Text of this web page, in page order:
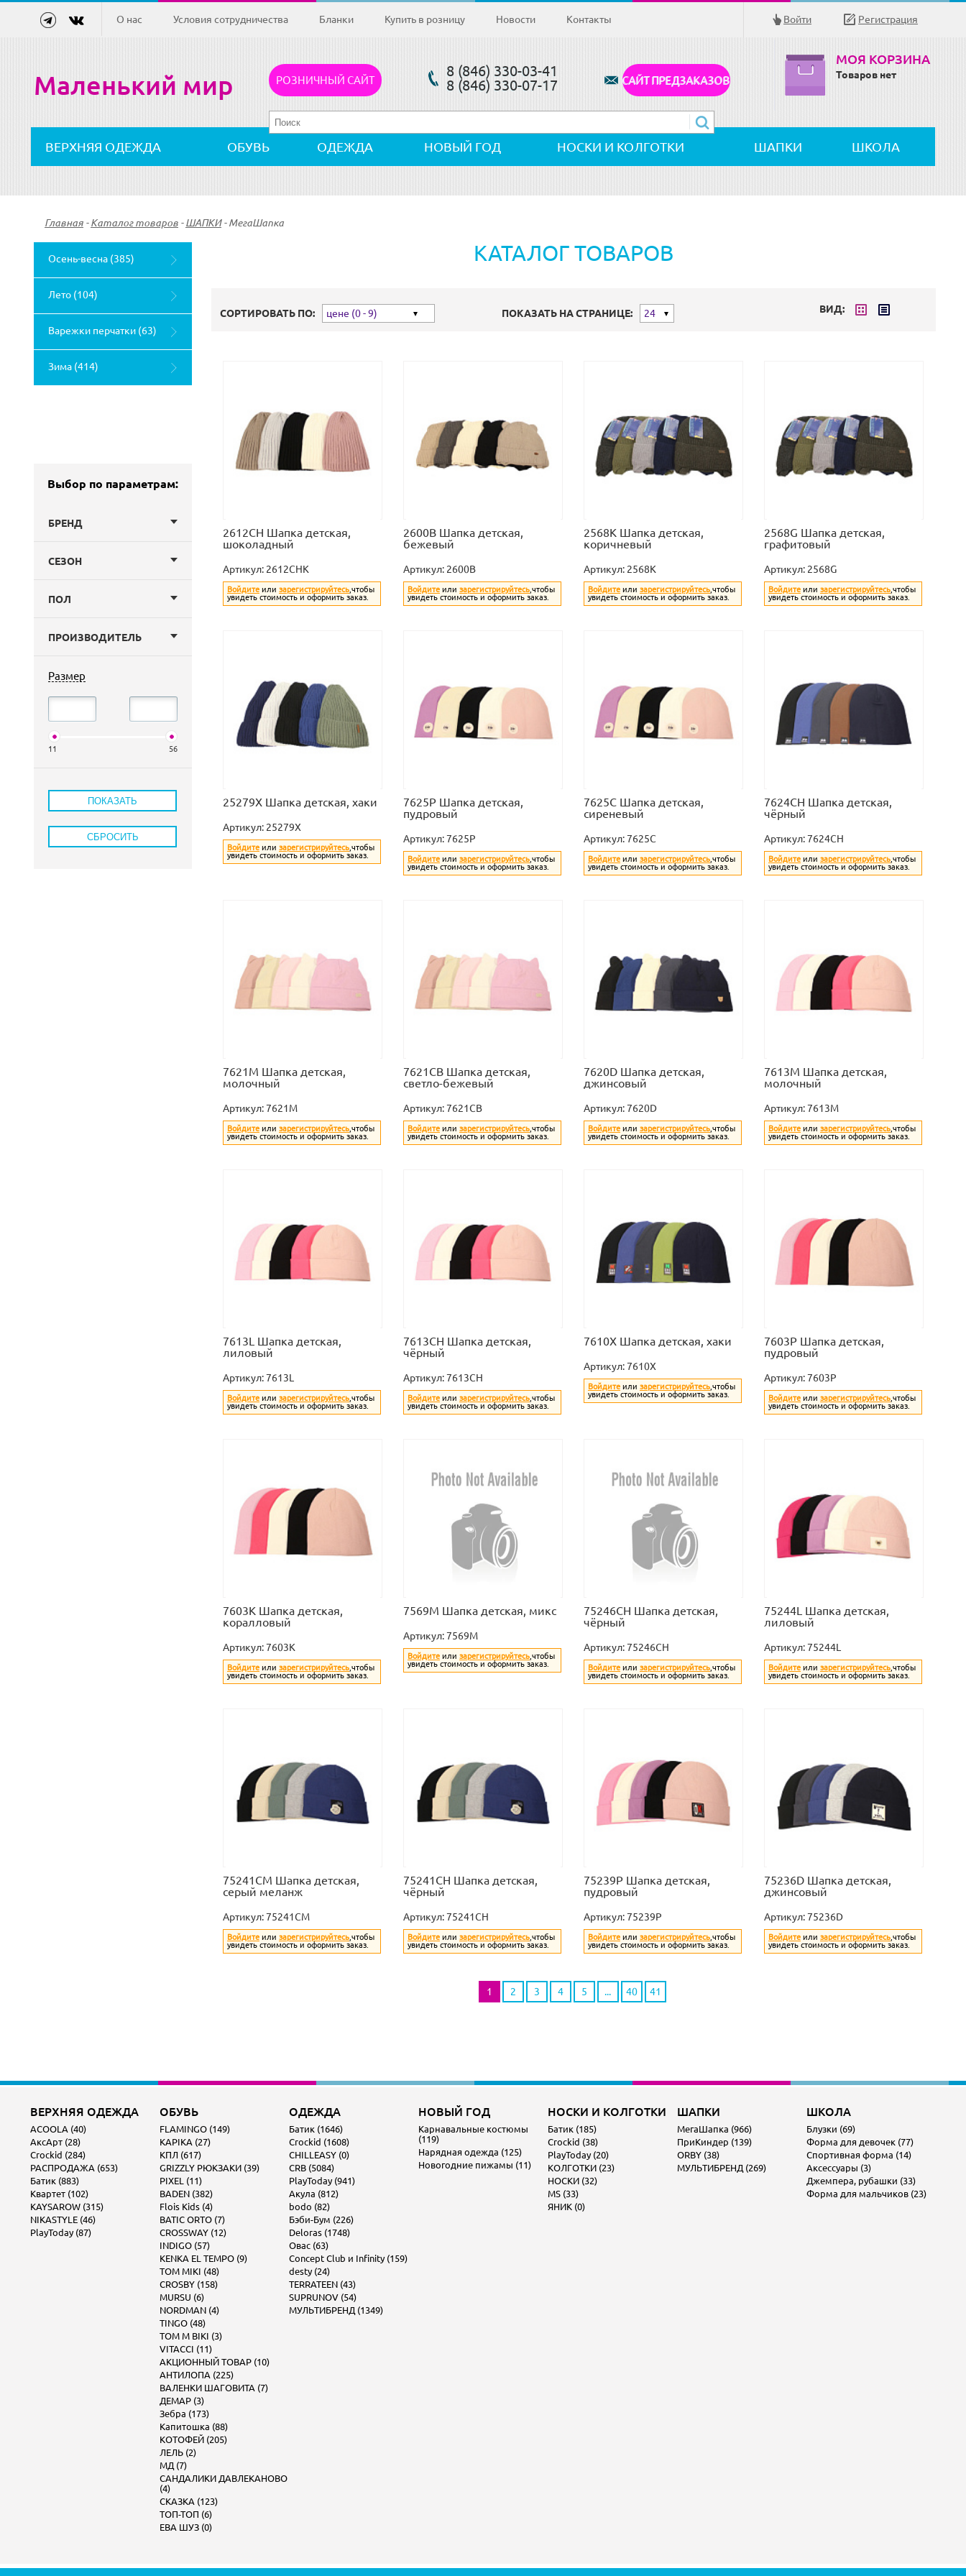
О нас Условия сотрудничества Бланки Купить в розницу Новости Контакты Войти Регистрация
Маленький мир РОЗНИЧНЫЙ САЙТ
8 (846) 330-03-41
8 (846) 330-07-17
САЙТ ПРЕДЗАКАЗОВ
МОЯ КОРЗИНА
Товаров нет
ВЕРХНЯЯ ОДЕЖДА ОБУВЬ ОДЕЖДА НОВЫЙ ГОД НОСКИ И КОЛГОТКИ ШАПКИ ШКОЛА
Главная - Каталог товаров - ШАПКИ - МегаШапка
Осень-весна (385)
Лето (104)
Варежки перчатки (63)
Зима (414)
Выбор по параметрам:
БРЕНД
СЕЗОН
ПОЛ
ПРОИЗВОДИТЕЛЬ
Размер
11 56
КАТАЛОГ ТОВАРОВ
СОРТИРОВАТЬ ПО: цене (0 - 9) ПОКАЗАТЬ НА СТРАНИЦЕ: 24 ВИД:
2612CH Шапка детская,
шоколадный
Артикул: 2612CHK
Войдите или зарегистрируйтесь ,чтобы
увидеть стоимость и оформить заказ.
2600B Шапка детская,
бежевый
Артикул: 2600B
Войдите или зарегистрируйтесь ,чтобы
увидеть стоимость и оформить заказ.
2568K Шапка детская,
коричневый
Артикул: 2568K
Войдите или зарегистрируйтесь ,чтобы
увидеть стоимость и оформить заказ.
2568G Шапка детская,
графитовый
Артикул: 2568G
Войдите или зарегистрируйтесь ,чтобы
увидеть стоимость и оформить заказ.
25279X Шапка детская, хаки
Артикул: 25279X
Войдите или зарегистрируйтесь ,чтобы
увидеть стоимость и оформить заказ.
7625P Шапка детская,
пудровый
Артикул:7625P
Войдите или зарегистрируйтесь ,чтобы
увидеть стоимость и оформить заказ.
7625C Шапка детская,
сиреневый
Артикул:7625C
Войдите или зарегистрируйтесь ,чтобы
увидеть стоимость и оформить заказ.
7624CH Шапка детская,
чёрный
Артикул:7624CH
Войдите или зарегистрируйтесь ,чтобы
увидеть стоимость и оформить заказ.
7621M Шапка детская,
молочный
Артикул:7621M
Войдите или зарегистрируйтесь ,чтобы
увидеть стоимость и оформить заказ.
7621CB Шапка детская,
светло-бежевый
Артикул:7621CB
Войдите или зарегистрируйтесь ,чтобы
увидеть стоимость и оформить заказ.
7620D Шапка детская,
джинсовый
Артикул:7620D
Войдите или зарегистрируйтесь ,чтобы
увидеть стоимость и оформить заказ.
7613M Шапка детская,
молочный
Артикул:7613M
Войдите или зарегистрируйтесь ,чтобы
увидеть стоимость и оформить заказ.
7613L Шапка детская,
лиловый
Артикул:7613L
Войдите или зарегистрируйтесь ,чтобы
увидеть стоимость и оформить заказ.
7613CH Шапка детская,
чёрный
Артикул:7613CH
Войдите или зарегистрируйтесь ,чтобы
увидеть стоимость и оформить заказ.
7610X Шапка детская, хаки
Артикул:7610X
Войдите или зарегистрируйтесь ,чтобы
увидеть стоимость и оформить заказ.
7603P Шапка детская,
пудровый
Артикул:7603P
Войдите или зарегистрируйтесь ,чтобы
увидеть стоимость и оформить заказ.
7603K Шапка детская,
коралловый
Артикул:7603K
Войдите или зарегистрируйтесь ,чтобы
увидеть стоимость и оформить заказ.
7569M Шапка детская, микс
Артикул:7569M
Войдите или зарегистрируйтесь ,чтобы
увидеть стоимость и оформить заказ.
75246CH Шапка детская,
чёрный
Артикул:75246CH
Войдите или зарегистрируйтесь ,чтобы
увидеть стоимость и оформить заказ.
75244L Шапка детская,
лиловый
Артикул:75244L
Войдите или зарегистрируйтесь ,чтобы
увидеть стоимость и оформить заказ.
75241CM Шапка детская,
серый меланж
Артикул:75241CM
Войдите или зарегистрируйтесь ,чтобы
увидеть стоимость и оформить заказ.
75241CH Шапка детская,
чёрный
Артикул:75241CH
Войдите или зарегистрируйтесь ,чтобы
увидеть стоимость и оформить заказ.
75239P Шапка детская,
пудровый
Артикул:75239P
Войдите или зарегистрируйтесь ,чтобы
увидеть стоимость и оформить заказ.
75236D Шапка детская,
джинсовый
Артикул:75236D
Войдите или зарегистрируйтесь ,чтобы
увидеть стоимость и оформить заказ.
1 2 3 4 5 ... 40 41
ВЕРХНЯЯ ОДЕЖДА
ACOOLA (40)
АксАрт (28)
Crockid (284)
РАСПРОДАЖА (653)
Батик (883)
Квартет (102)
KAYSAROW (315)
NIKASTYLE (46)
PlayToday (87)
ОБУВЬ
FLAMINGO (149)
KAPIKA (27)
КПЛ (617)
GRIZZLY РЮКЗАКИ (39)
PIXEL (11)
BADEN (382)
Flois Kids (4)
BATIC ORTO (7)
CROSSWAY (12)
INDIGO (57)
KENKA EL TEMPO (9)
TOM MIKI (48)
CROSBY (158)
MURSU (6)
NORDMAN (4)
TINGO (48)
TOM M BIKI (3)
VITACCI (11)
АКЦИОННЫЙ ТОВАР (10)
АНТИЛОПА (225)
ВАЛЕНКИ ШАГОВИТА (7)
ДЕМАР (3)
Зебра (173)
Капитошка (88)
КОТОФЕЙ (205)
ЛЕЛЬ (2)
МД (7)
САНДАЛИКИ ДАВЛЕКАНОВО
(4)
СКАЗКА (123)
ТОП-ТОП (6)
ЕВА ШУЗ (0)
ОДЕЖДА
Батик (1646)
Crockid (1608)
CHILLEASY (0)
CRB (5084)
PlayToday (941)
Акула (812)
bodo (82)
Бэби-Бум (226)
Deloras (1748)
Овас (63)
Concept Club и Infinity (159)
desty (24)
TERRATEEN (43)
SUPRUNOV (54)
МУЛЬТИБРЕНД (1349)
НОВЫЙ ГОД
Карнавальные костюмы
(119)
Нарядная одежда (125)
Новогодние пижамы (11)
НОСКИ И КОЛГОТКИ
Батик (185)
Crockid (38)
PlayToday (20)
КОЛГОТКИ (23)
НОСКИ (32)
MS (33)
ЯНИК (0)
ШАПКИ
МегаШапка (966)
ПриКиндер (139)
ORBY (38)
МУЛЬТИБРЕНД (269)
ШКОЛА
Блузки (69)
Форма для девочек (77)
Спортивная форма (14)
Аксессуары (3)
Джемпера, рубашки (33)
Форма для мальчиков (23)